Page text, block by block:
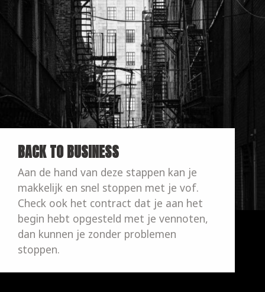
Aan de hand van deze stappen kan je
makkelijk en snel stoppen met je vof.
Check ook het contract dat je aan het
begin hebt opgesteld met je vennoten,
dan kunnen je zonder problemen
stoppen.
BACK TO BUSINESS